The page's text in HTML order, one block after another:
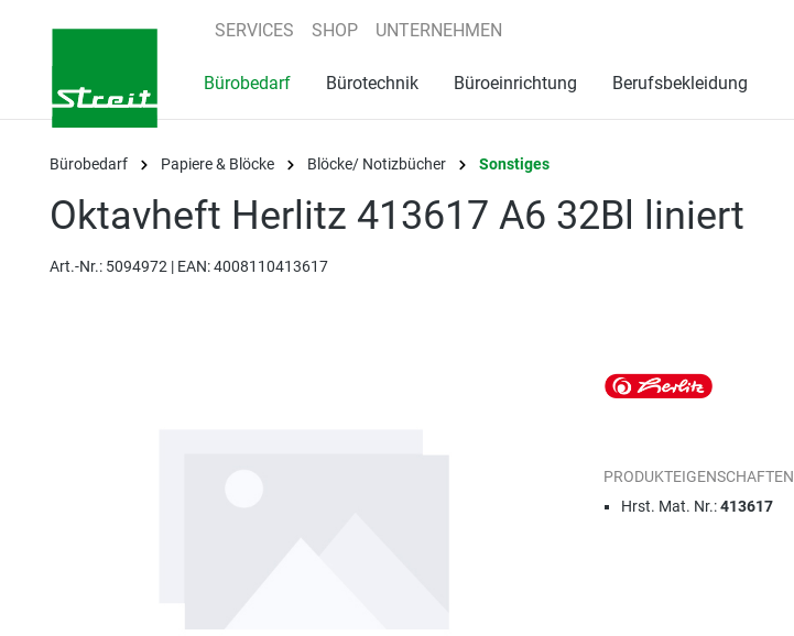
Zur Hauptnavigation springen
SERVICES SHOP UNTERNEHMEN
Bürobedarf Bürotechnik Büroeinrichtung Berufsbekleidung
Bürobedarf Papiere & Blöcke Blöcke/ Notizbücher Sonstiges
Oktavheft Herlitz 413617 A6 32Bl liniert
Art.-Nr.: 5094972 | EAN: 4008110413617
PRODUKTEIGENSCHAFTEN
Hrst. Mat. Nr.:413617